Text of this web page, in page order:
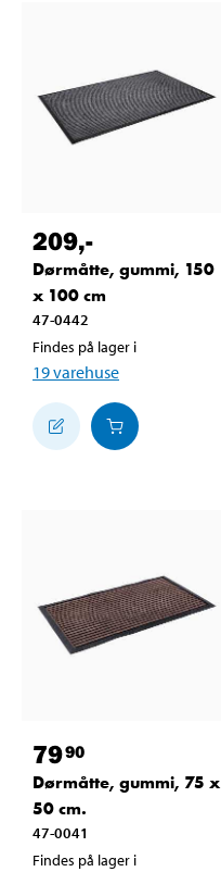
209,-
Dørmåtte, gummi, 150
x 100 cm
47-0442
Findes på lager i
19varehuse
7990
Dørmåtte, gummi, 75 x
50 cm.
47-0041
Findes på lager i